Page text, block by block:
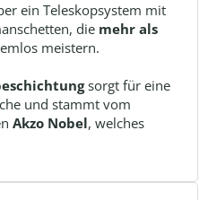
ein Teleskopsystem mit
die mehr als
meistern.
sorgt für eine
und stammt vom
Akzo Nobel, welches